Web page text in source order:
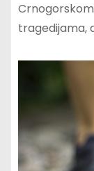
tragedijama,